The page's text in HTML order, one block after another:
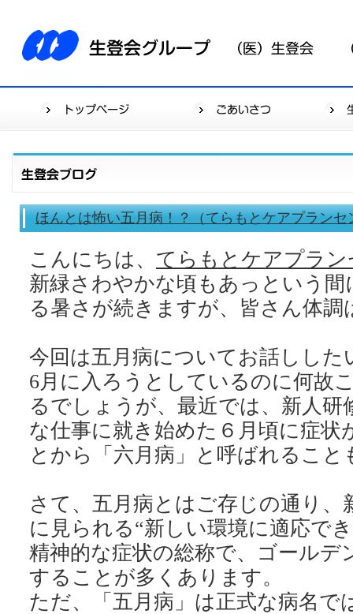
ほんとは怖い五月病！？（てらもとケアプランセ
こんにちは、 てらもとケアプラ
新緑さわやかな頃もあっという
る暑さが続きますが、皆さん体
今回は五月病についてお話しした
6月に入ろうとしているのに何故
るでしょうが、最近では、新人研
な仕事に就き始めた６月頃に症状
とから「六月病」と呼ばれるこ
さて、五月病とはご存じの通り、
に見られる“新しい環境に適応で
精神的な症状の総称で、ゴールデ
することが多くあります。
ただ、「五月病」は正式な病名で